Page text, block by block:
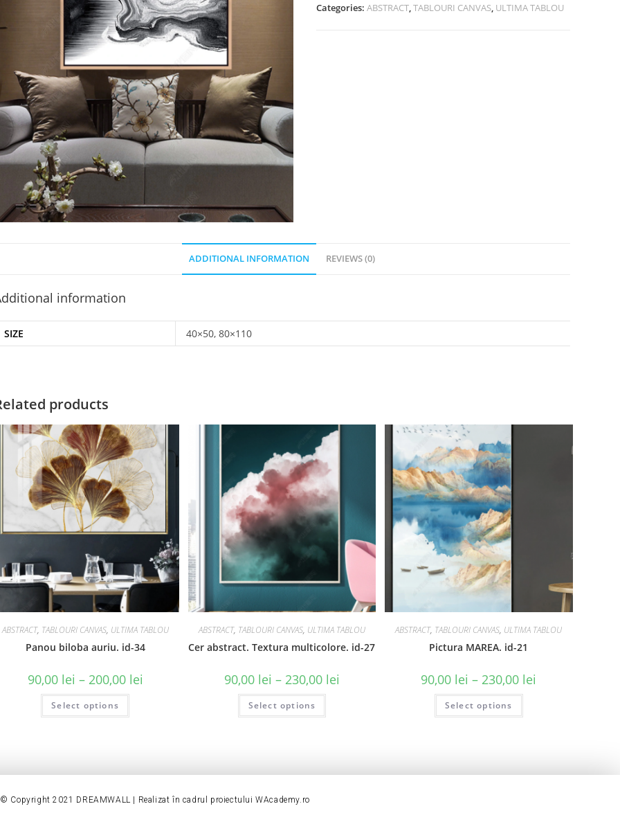
Categories:ABSTRACT,TABLOURI CANVAS, ULTIMA TABLOU
ADDITIONAL INFORMATION REVIEWS (0)
information
SIZE 40×50, 80×110
products
ABSTRACT, TABLOURI CANVAS, ULTIMA TABLOU
Panou biloba auriu. id-34
90,00 lei – 200,00 lei
Select options
ABSTRACT, TABLOURI CANVAS, ULTIMA TABLOU
Cer abstract. Textura multicolore. id-27
90,00 lei – 230,00 lei
Select options
ABSTRACT, TABLOURI CANVAS, ULTIMA TABLOU
Pictura MAREA. id-21
90,00 lei – 230,00 lei
Select options
© Copyright 2021 DREAMWALL | Realizat în cadrul proiectuluiWAcademy.ro